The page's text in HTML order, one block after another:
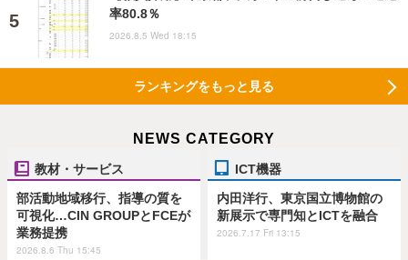
率80.8％
2026.8.5 Wed 18:15
ランキングをもっと見る
NEWS CATEGORY
教材・サービス
部活動地域移行、指導の質を
可視化…CIN GROUPとFCEが
業務提携
2026.8.6 Thu 15:45
ICT機器
内田洋行、東京国立博物館の
新展示で専門知とICTを融合
2026.7.17 Fri 13:15